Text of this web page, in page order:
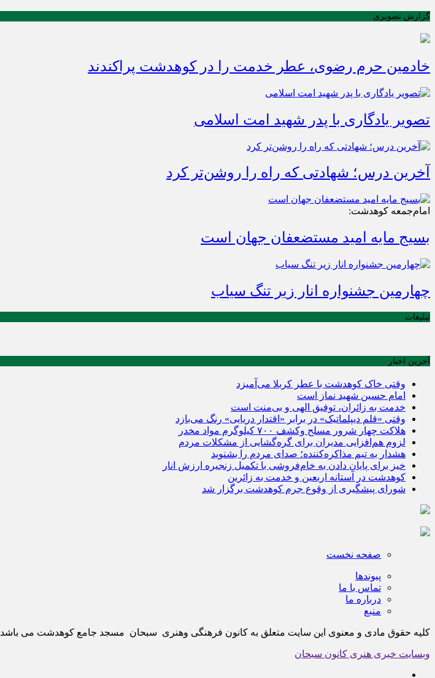
گزارش تصویری
خادمین حرم رضوی، عطر خدمت را در کوهدشت پراکندند
تصویر یادگاری با پدر شهید امت اسلامی
آخرین درس؛ شهادتی که راه را روشن‌تر کرد
امام‌جمعه کوهدشت:
بسیج مایه امید مستضعفان جهان است
چهارمین جشنواره انار زیر تنگ سیاب
تبلیغات
آخرین اخبار
وقتی خاک کوهدشت با عطر کربلا می‌آمیزد
امام حسین شهید نماز است
خدمت به زائران، توفیق الهی و بی‌منت است
وقتی «قلم دیپلماتیک» در برابر «اقتدار دریایی» رنگ می‌بازد
هلاکت چهار شرور مسلح وکشف ۷۰۰ کیلوگرم مواد مخدر
لزوم هم‌افزایی مدیران برای گره‌گشایی از مشکلات مردم
هشدار به تیم مذاکره‌کننده؛ صدای مردم را بشنوید
خیز برای پایان دادن به خام‌فروشی با تکمیل زنجیره ارزش انار
کوهدشت در آستانه اربعین و خدمت‌ به زائرین
شورای پیشگیری از وقوع جرم کوهدشت برگزار شد
صفحه نخست
پیوندها
تماس با ما
درباره ما
منبع
کلیه حقوق مادی و معنوی این سایت متعلق به کانون فرهنگی وهنری سبحان مسجد جامع کوهدشت می باشد
وبسایت خبری هنری کانون سبحان